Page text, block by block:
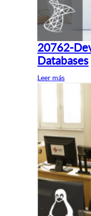
20762-
Databases
Leer más